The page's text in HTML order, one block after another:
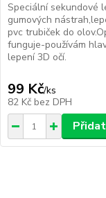
Speciální sekundové
gumových
pvc trubiček do
funguje-používám
lepení 3D očí.
99 Kč/ks
82 Kč bez DPH